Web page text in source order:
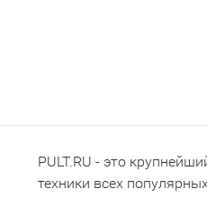
PULT.RU - это
техники всех